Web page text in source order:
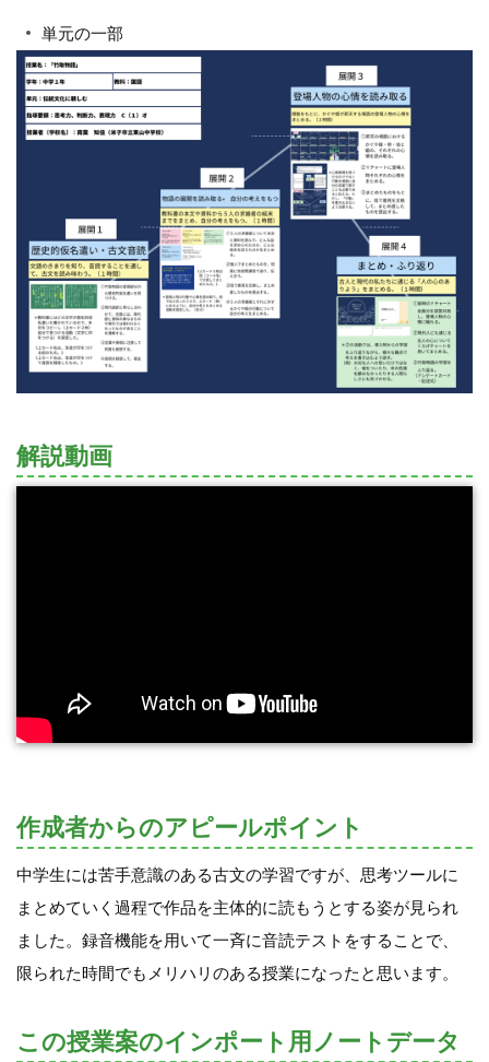
単元の一部
解説動画
作成者からのアピールポイント
中学生には苦手意識のある古文の学習ですが、思考ツールに
まとめていく過程で作品を主体的に読もうとする姿が見られ
ました。録音機能を用いて一斉に音読テストをすることで、
限られた時間でもメリハリのある授業になったと思います。
この授業案のインポート用ノートデータ